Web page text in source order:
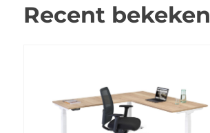
Recent bekeken